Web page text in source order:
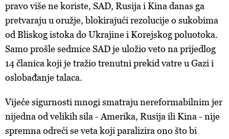
pravo više ne koriste, SAD, Rusija i Kina danas ga
pretvaraju u oružje, blokirajući rezolucije o sukobima
od Bliskog istoka do Ukrajine i Korejskog poluotoka.
Samo prošle sedmice SAD je uložio veto na prijedlog
14 članica koji je tražio trenutni prekid vatre u Gazi i
oslobađanje talaca.
Vijeće sigurnosti mnogi smatraju nereformabilnim jer
nijedna od velikih sila - Amerika, Rusija ili Kina - nije
spremna odreći se veta koji paralizira ono što bi